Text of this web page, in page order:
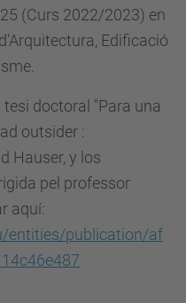
(Curs 2022/2023) en
Edificació
tesi doctoral "Para una
outsider :
Hauser, y los
pel professor
aquí:
entities/publication/af